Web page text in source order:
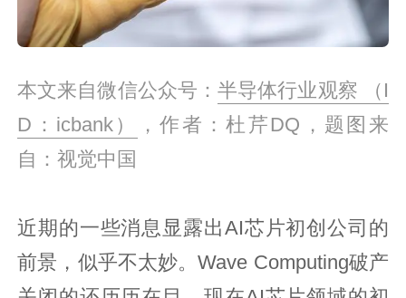
本文来自微信公众号：半导体行业观察 （I
D：icbank）
，作者：杜芹DQ，题图来
自：视觉中国
近期的一些消息显露出AI芯片初创公司的
前景，似乎不太妙。Wave Computing破产